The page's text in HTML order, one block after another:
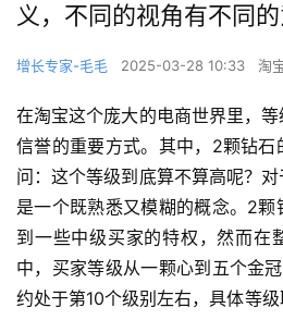
义，不同的视角有不同的
增长专家-毛毛 2025-03-28 10:33 淘
在淘宝这个庞大的电商世界里，
信誉的重要方式。其中，2颗钻
问：这个等级到底算不算高呢？
是一个既熟悉又模糊的概念。2
到一些中级买家的特权，然而在
中，买家等级从一颗心到五个金
约处于第10个级别左右，具体等